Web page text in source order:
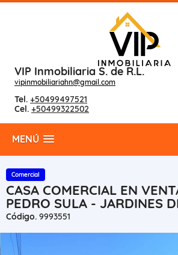
VIP Inmobiliaria S. de R.L.
vipinmobiliariahn@gmail.com
Tel. +50499497521
Cel. +50499322502
MENÚ
Comercial
CASA COMERCIAL EN
PEDRO SULA - JARDINES
Código. 9993551